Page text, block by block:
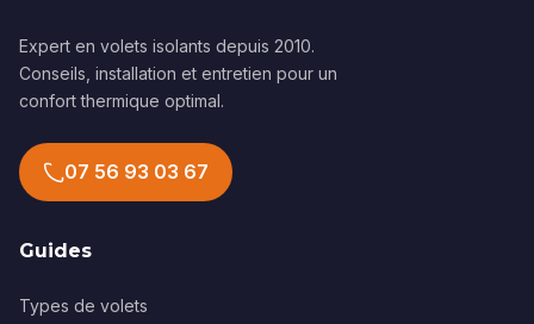
Expert en volets isolants depuis 2010.
Conseils, installation et entretien pour un
confort thermique optimal.
07 56 93 03 67
Guides
Types de volets